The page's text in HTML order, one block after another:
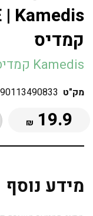
| Kamedis
קמדיס
Kamedis קמדיס
מק"ט
19.9
₪
מידע נוסף